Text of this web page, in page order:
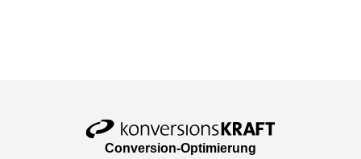
Conversion-Optimierung